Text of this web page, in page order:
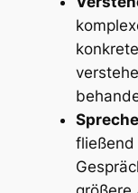
fließend